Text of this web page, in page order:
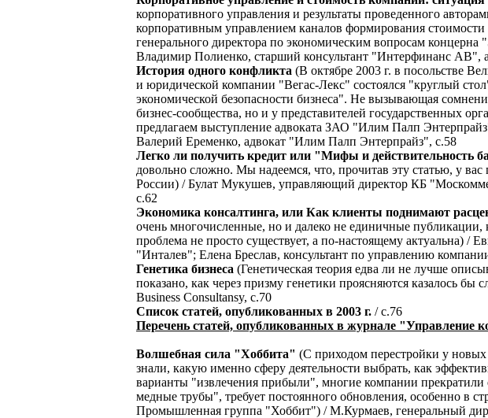
корпоративного управления и результаты проведенного
корпоративным управлением каналов формирования
генерального директора по экономическим вопросам
Владимир Полиенко, старший консультант "Интерфинанс
История одного конфликта (В октябре 2003 г. в посольстве
и юридической компании "Вегас-Лекс" состоялся "круглый
экономической безопасности бизнеса". Не вызывающая
бизнес-сообщества, но и у представителей государственных
предлагаем выступление адвоката ЗАО "Илим Палп
Валерий Еременко, адвокат "Илим Палп Энтерпрайз", с.58
Легко ли получить кредит или "Мифы и действительность
довольно сложно. Мы надеемся, что, прочитав эту статью, у
России) / Булат Мукушев, управляющий директор КБ
с.62
Экономика консалтинга, или Как клиенты поднимают
очень многочисленные, но и далеко не единичные публикации,
проблема не просто существует, а по-настоящему актуальна) /
"Инталев"; Елена Бреслав, консультант по управлению
Генетика бизнеса (Генетическая теория едва ли не лучше
показано, как через призму генетики проясняются казалось
Business Consultansy, с.70
Список статей, опубликованных в 2003 г. / с.76
Перечень статей, опубликованных в журнале "Управление
Волшебная сила "Хоббита" (С приходом перестройки у
знали, какую именно сферу деятельности выбрать, как
варианты "извлечения прибыли", многие компании
медные трубы", требует постоянного обновления, особенно в
Промышленная группа "Хоббит") / М.Курмаев, генеральный